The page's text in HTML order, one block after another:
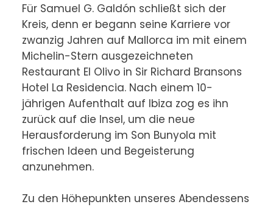
Für Samuel G. Galdón schließt sich der
Kreis, denn er begann seine Karriere vor
zwanzig Jahren auf Mallorca im mit einem
Michelin-Stern ausgezeichneten
Restaurant El Olivo in Sir Richard Bransons
Hotel La Residencia. Nach einem 10-
jährigen Aufenthalt auf Ibiza zog es ihn
zurück auf die Insel, um die neue
Herausforderung im Son Bunyola mit
frischen Ideen und Begeisterung
anzunehmen.
Zu den Höhepunkten unseres Abendessens